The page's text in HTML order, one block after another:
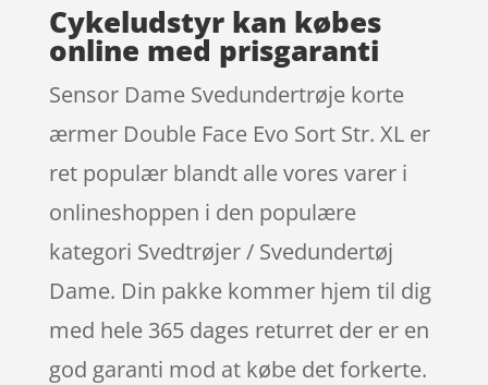
Cykeludstyr kan købes
online med prisgaranti
Sensor Dame Svedundertrøje korte
ærmer Double Face Evo Sort Str. XL er
ret populær blandt alle vores varer i
onlineshoppen i den populære
kategori Svedtrøjer / Svedundertøj
Dame. Din pakke kommer hjem til dig
med hele 365 dages returret der er en
god garanti mod at købe det forkerte.